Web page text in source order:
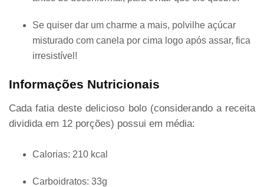
Se quiser dar um charme a mais, polvilhe açúcar
misturado com canela por cima logo após assar, fica
irresistível!
Informações Nutricionais
Cada fatia deste delicioso bolo (considerando a receita
dividida em 12 porções) possui em média:
Calorias: 210 kcal
Carboidratos: 33g